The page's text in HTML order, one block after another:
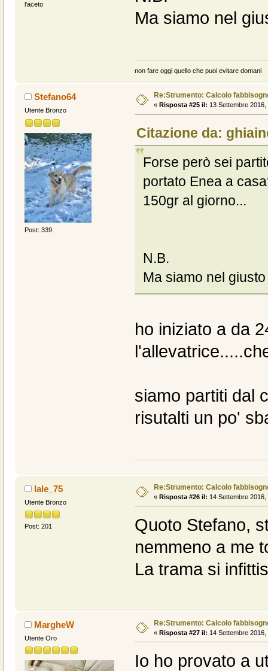
l'aceto
Ma siamo nel
non fare oggi quello che puoi evitare domani
Stefano64
Utente Bronzo
Post: 339
Re:Strumento: Calcolo
« Risposta #25 il: 13 Settembre 2016,
Citazione da:
Forse però sei
portato Enea a
150gr al giorno...
N.B.
Ma siamo nel
ho iniziato a da
siamo partiti dal
risutalti un po'
lale_75
Utente Bronzo
Post: 201
Re:Strumento: Calcolo
« Risposta #26 il: 14 Settembre 2016,
Quoto Stefano,
nemmeno a me
La trama si
MargheW
Utente Oro
Re:Strumento: Calcolo
« Risposta #27 il: 14 Settembre 2016,
Io ho provato a